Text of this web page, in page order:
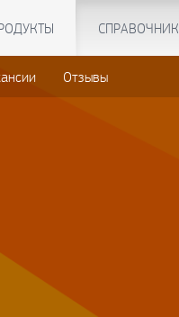
СПРАВОЧНИК
Отзывы